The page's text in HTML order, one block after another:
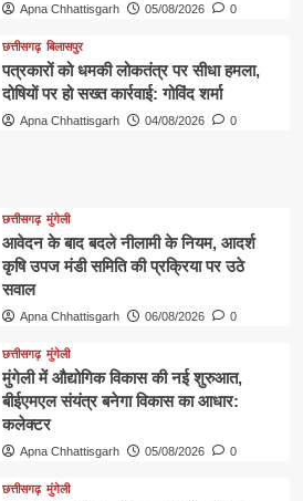
Apna Chhattisgarh 05/08/2026 0
छत्तीसगढ़ बिलासपुर
पत्रकारों को धमकी लोकतंत्र पर सीधा हमला,
दोषियों पर हो सख्त कार्रवाई: गोविंद शर्मा
Apna Chhattisgarh 04/08/2026 0
छत्तीसगढ़ मुंगेली
आवेदन के बाद बदले नीलामी के नियम, आदर्श
कृषि उपज मंडी समिति की प्रक्रिया पर उठे
सवाल
Apna Chhattisgarh 06/08/2026 0
छत्तीसगढ़ मुंगेली
मुंगेली में औद्योगिक विकास की नई शुरुआत,
बीईएमएल संयंत्र बनेगा विकास का आधार:
कलेक्टर
Apna Chhattisgarh 05/08/2026 0
छत्तीसगढ़ मुंगेली